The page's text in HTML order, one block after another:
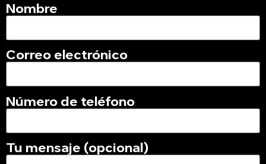
Nombre
Correo electrónico
Número de teléfono
Tu mensaje (opcional)